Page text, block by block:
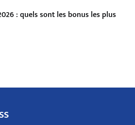
: quels sont les bonus les plus